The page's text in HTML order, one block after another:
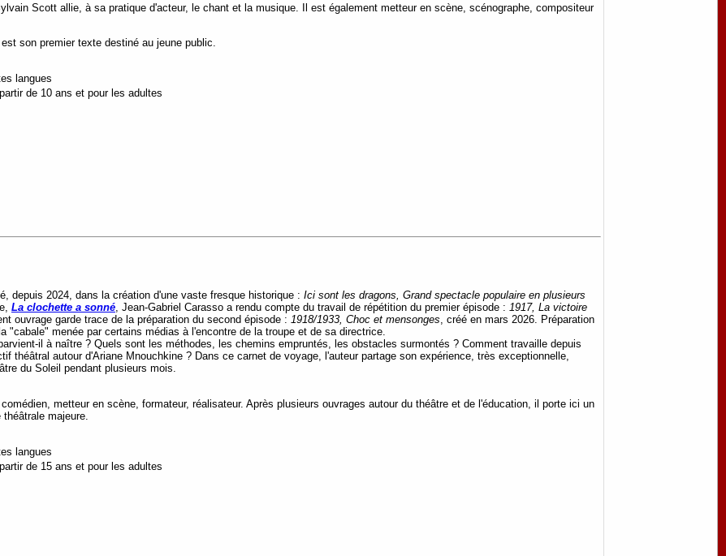
Scott allie, à sa pratique d'acteur, le chant et la musique. Il est également metteur en scène, scénographe, compositeur
est son premier texte destiné au jeune public.
langues
de 10 ans et pour les adultes
depuis 2024, dans la création d'une vaste fresque historique : Ici sont les dragons, Grand spectacle populaire en plusieurs
La clochette a sonné, Jean-Gabriel Carasso a rendu compte du travail de répétition du premier épisode : 1917, La victoire
ouvrage garde trace de la préparation du second épisode : 1918/1933, Choc et mensonges, créé en mars 2026. Préparation
"cabale" menée par certains médias à l'encontre de la troupe et de sa directrice.
il à naître ? Quels sont les méthodes, les chemins empruntés, les obstacles surmontés ? Comment travaille depuis
théâtral autour d'Ariane Mnouchkine ? Dans ce carnet de voyage, l'auteur partage son expérience, très exceptionnelle,
du Soleil pendant plusieurs mois.
metteur en scène, formateur, réalisateur. Après plusieurs ouvrages autour du théâtre et de l'éducation, il porte ici un
majeure.
langues
de 15 ans et pour les adultes